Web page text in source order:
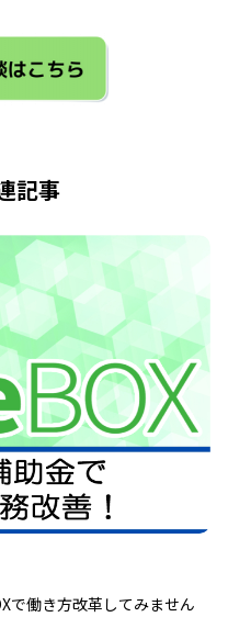
記事
で働き方改革してみません